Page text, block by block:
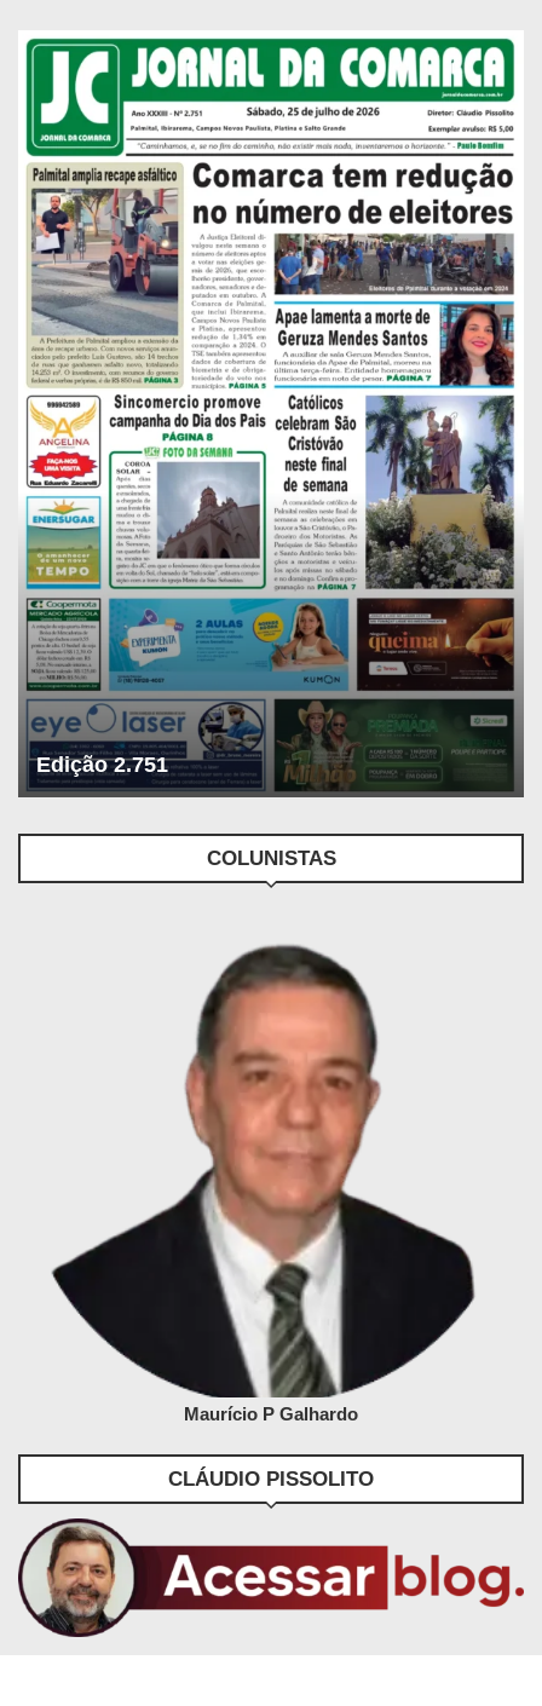
Edição 2.751
COLUNISTAS
Maurício P Galhardo
CLÁUDIO PISSOLITO